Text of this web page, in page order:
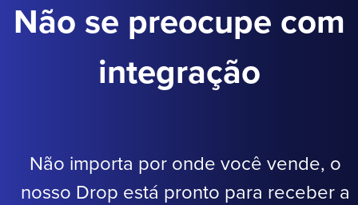
Não se preocupe com
integração
Não importa por onde você vende, o
nosso Drop está pronto para receber a